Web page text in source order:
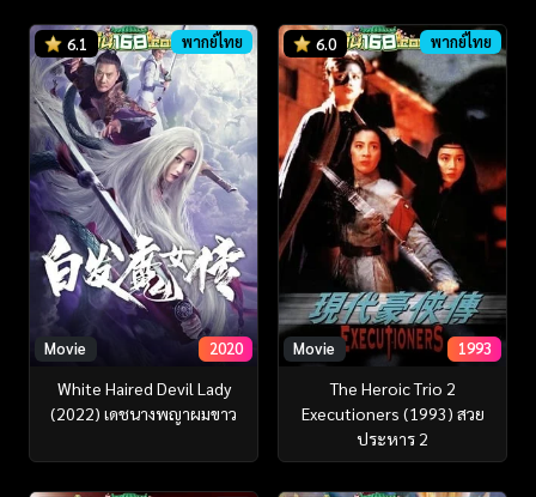
6.1 พากย์ไทย
Movie 2020
White Haired Devil Lady
(2022) เดชนางพญาผมขาว
6.0 พากย์ไทย
Movie 1993
The Heroic Trio 2
Executioners (1993) สวย
ประหาร 2